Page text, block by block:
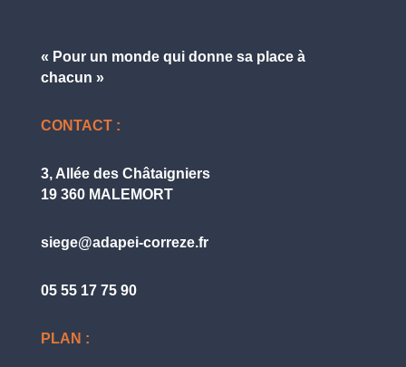
« Pour un monde qui donne sa place à
chacun »
CONTACT :
3, Allée des Châtaigniers
19 360 MALEMORT
siege@adapei-correze.fr
05 55 17 75 90
PLAN :